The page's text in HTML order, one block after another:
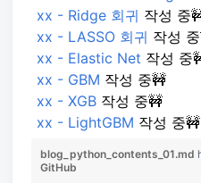
xx - Ridge 회귀 작성 중
xx - LASSO 회귀 작성
xx - Elastic Net 작성 중
xx - GBM 작성 중🚧
xx - XGB 작성 중🚧
xx - LightGBM 작성 중🚧
blog_python_contents_01.md
GitHub